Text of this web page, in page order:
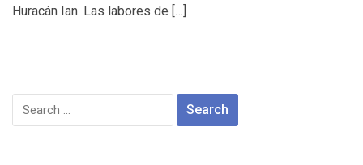
Huracán Ian. Las labores de […]
Search
for: